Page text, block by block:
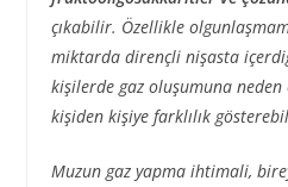
çıkabilir. Özellikle
miktarda dirençli nişasta
kişilerde gaz oluşumuna
kişiden kişiye farklılık
Muzun gaz yapma ihtimali,